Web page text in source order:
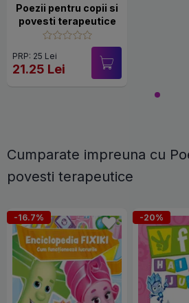
Poezii pentru copii si
povesti terapeutice
PRP: 25 Lei
21.25 Lei
Cumparate impreuna cu
povesti terapeutice
-16.7% -20%